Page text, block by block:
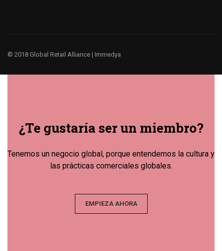
© 2018 Global Retail Alliance | Immedya
¿Te gustaría ser un miembro?
Tenemos un negocio global, porque entendemos la cultura y
las prácticas comerciales globales.
EMPIEZA AHORA